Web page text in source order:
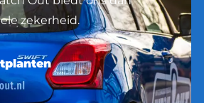
zekerheid.